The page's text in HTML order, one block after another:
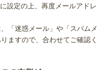
設定の上、再度メールアドレ
「迷惑メール」や「スパムメ
ますので、合わせてご確認く